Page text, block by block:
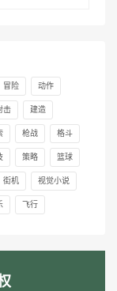
冒险 动作
击 建造
枪战 格斗
策略 篮球
街机 视觉小说
飞行